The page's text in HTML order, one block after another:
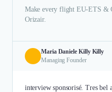
Make every flight EU-ETS &
Orizair.
Maria Daniele Killy Killy
Managing Founder
interview sponsorisé. Tres bel